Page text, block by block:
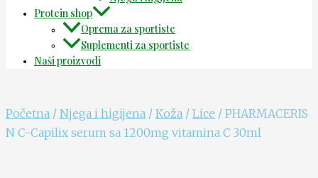
Protein shop
Oprema za sportiste
Suplementi za sportiste
Naši proizvodi
Početna / Njega i higijena / Koža / Lice / PHARMACERIS
N C-Capilix serum sa 1200mg vitamina C 30ml